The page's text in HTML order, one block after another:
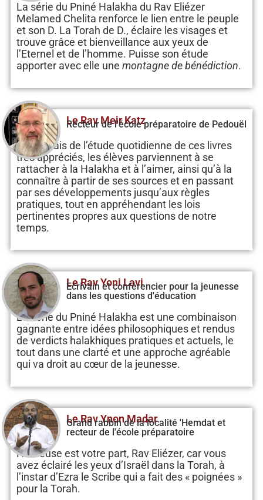
La série du Pniné Halakha du Rav Eliézer
Melamed Chelita renforce le lien entre le peuple
et son D. La Torah de D., éclaire les visages et
trouve grâce et bienveillance aux yeux de
l’Eternel et de l’homme. Puisse son étude
apporter avec elle une montagne de bénédiction.
Le Rav Meir Katz
Recteur de l'école préparatoire de Pedouël
Par le biais de l’étude quotidienne de ces livres
très appréciés, les élèves parviennent à se
rattacher à la Halakha et à l’aimer, ainsi qu’à la
connaître à partir de ses sources et en passant
par ses développements jusqu’aux règles
pratiques, tout en appréhendant les lois
pertinentes propres aux questions de notre
temps.
Le Rav Yoni Lavi
Ecrivain et conférencier pour la jeunesse
dans les questions d'éducation
La série du Pniné Halakha est une combinaison
gagnante entre idées philosophiques et rendus
de verdicts halakhiques pratiques et actuels, le
tout dans une clarté et une approche agréable
qui va droit au cœur de la jeunesse.
Le Rav Ynon Madar
Grand rabbin de la localité 'Hemdat et
recteur de l'école préparatoire
Heureuse est votre part, Rav Eliézer, car vous
avez éclairé les yeux d’Israël dans la Torah, à
l’instar d’Ezra le Scribe qui a fait des « poignées »
pour la Torah.